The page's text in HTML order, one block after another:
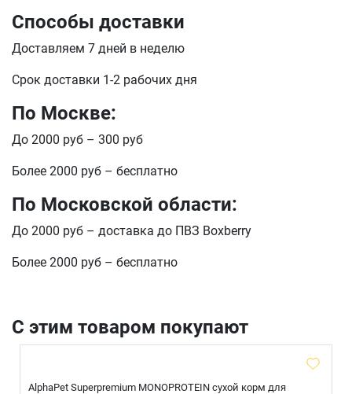
Способы доставки
Доставляем 7 дней в неделю
Срок доставки 1-2 рабочих дня
По Москве:
До 2000 руб – 300 руб
Более 2000 руб – бесплатно
По Московской области:
До 2000 руб – доставка до ПВЗ Boxberry
Более 2000 руб – бесплатно
С этим товаром покупают
AlphaPet Superpremium MONOPROTEIN сухой корм для
Оформить заказ
Телефон
E-mail